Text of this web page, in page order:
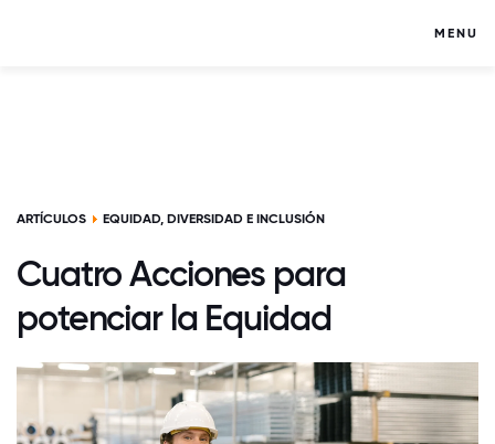
MENU
ARTÍCULOS EQUIDAD, DIVERSIDAD E INCLUSIÓN
Cuatro Acciones para
potenciar la Equidad